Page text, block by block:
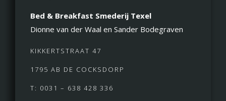
Bed & Breakfast Smederij Texel
Dionne van der Waal en Sander Bodegraven
KIKKERTSTRAAT 47
1795 AB DE COCKSDORP
T: 0031 – 638 428 336